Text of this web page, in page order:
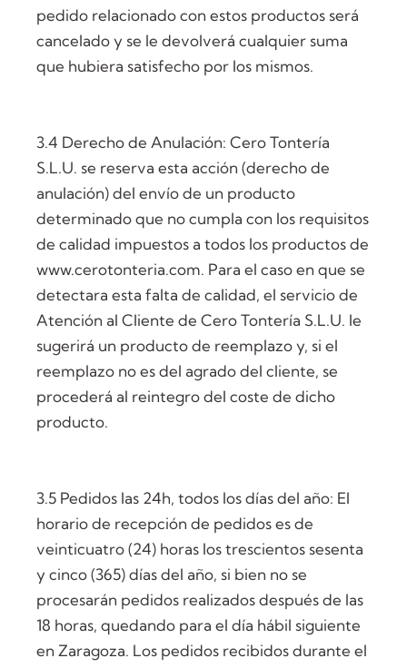
pedido relacionado con estos productos será
cancelado y se le devolverá cualquier suma
que hubiera satisfecho por los mismos.
3.4 Derecho de Anulación: Cero Tontería
S.L.U. se reserva esta acción (derecho de
anulación) del envío de un producto
determinado que no cumpla con los requisitos
de calidad impuestos a todos los productos de
www.cerotonteria.com. Para el caso en que se
detectara esta falta de calidad, el servicio de
Atención al Cliente de Cero Tontería S.L.U. le
sugerirá un producto de reemplazo y, si el
reemplazo no es del agrado del cliente, se
procederá al reintegro del coste de dicho
producto.
3.5 Pedidos las 24h, todos los días del año: El
horario de recepción de pedidos es de
veinticuatro (24) horas los trescientos sesenta
y cinco (365) días del año, si bien no se
procesarán pedidos realizados después de las
18 horas, quedando para el día hábil siguiente
en Zaragoza. Los pedidos recibidos durante el